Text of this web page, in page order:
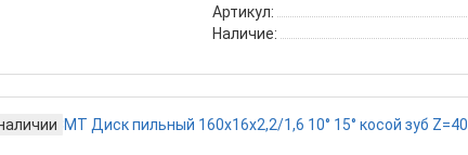
Артикул:
Наличие: